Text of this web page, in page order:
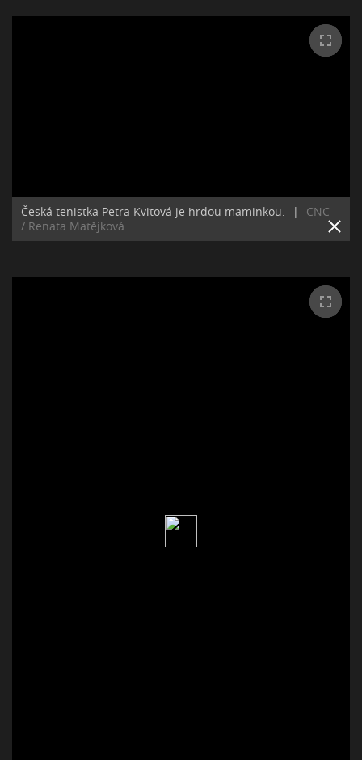
Česká tenistka Petra Kvitová je hrdou maminkou. |
CNC
/ Renata Matějková